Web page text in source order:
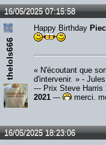
16/05/2025 07:15:58
thelols666
Happy Birthday
« N'écoutant que
d'intervenir. » -
--- Prix Steve Harris
2021 --- merci,
16/05/2025 18:23:06